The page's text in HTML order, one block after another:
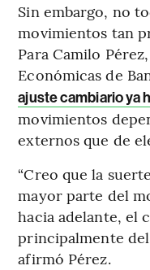
Sin embargo, no
movimientos tan
Para Camilo
Económicas de
ajuste cambiario ya
movimientos
externos que de
“Creo que la
mayor parte del
hacia adelante, el
principalmente
afirmó Pérez.